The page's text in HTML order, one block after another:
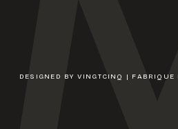
DESIGNED BY VINGTCINQ | FABRIQUE